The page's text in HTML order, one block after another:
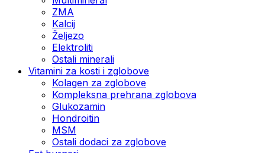
ZMA
Kalcij
Željezo
Elektroliti
Ostali minerali
Vitamini za kosti i zglobove
Kolagen za zglobove
Kompleksna prehrana zglobova
Glukozamin
Hondroitin
MSM
Ostali dodaci za zglobove